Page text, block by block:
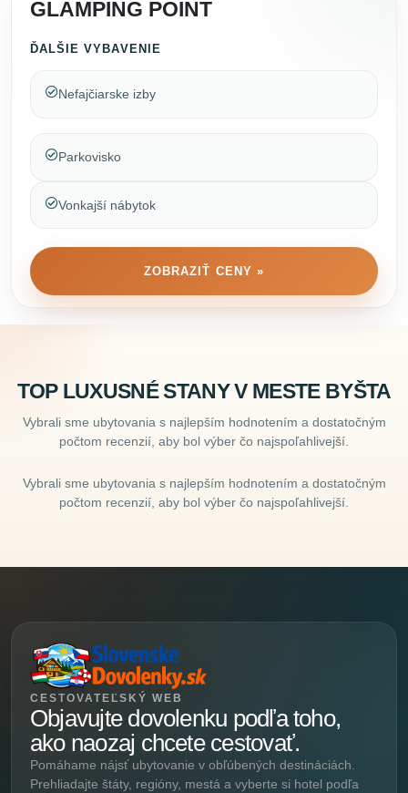
GLAMPING POINT
ĎALŠIE VYBAVENIE
Nefajčiarske izby
Parkovisko
Vonkajší nábytok
ZOBRAZIŤ CENY »
TOP LUXUSNÉ STANY V MESTE BYŠTA
Vybrali sme ubytovania s najlepším hodnotením a dostatočným
počtom recenzií, aby bol výber čo najspoľahlivejší.
Vybrali sme ubytovania s najlepším hodnotením a dostatočným
počtom recenzií, aby bol výber čo najspoľahlivejší.
CESTOVATEĽSKÝ WEB
Objavujte dovolenku podľa toho,
ako naozaj chcete cestovať.
Pomáhame nájsť ubytovanie v obľúbených destináciách.
Prehliadajte štáty, regióny, mestá a vyberte si hotel podľa